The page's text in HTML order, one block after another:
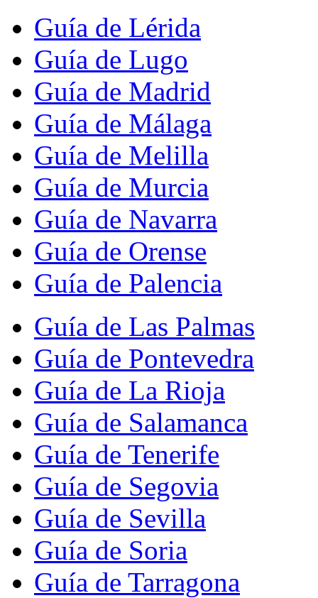
Guía de Lérida
Guía de Lugo
Guía de Madrid
Guía de Málaga
Guía de Melilla
Guía de Murcia
Guía de Navarra
Guía de Orense
Guía de Palencia
Guía de Las Palmas
Guía de Pontevedra
Guía de La Rioja
Guía de Salamanca
Guía de Tenerife
Guía de Segovia
Guía de Sevilla
Guía de Soria
Guía de Tarragona